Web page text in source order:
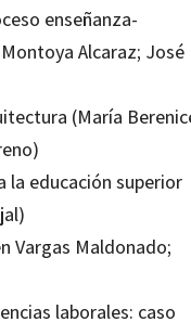
enseñanza-
Alcaraz; José
(María
la educación superior
Vargas Maldonado;
laborales: caso